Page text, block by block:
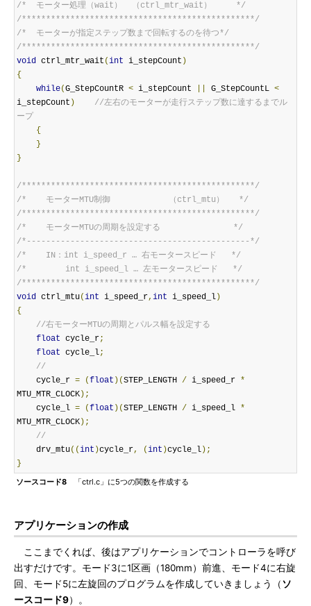
/*  モーター処理（wait）  （ctrl_mtr_wait）     */
/************************************************/
/*  モーターが指定ステップ数まで回転するのを待つ*/
/************************************************/
void ctrl_mtr_wait (int i_stepCount )
{
while(G_StepCountR < i_stepCount G_StepCountL <
i_stepCount )
//左右のモーターが走行ステップ数に達するまでル
ープ
{
}
}
/************************************************/
/*    モーターMTU制御            （ctrl_mtu）   */
/************************************************/
/*    モーターMTUの周期を設定する               */
/*----------------------------------------------*/
/*    IN：int i_speed_r … 右モータースピード   */
/*        int i_speed_l … 左モータースピード   */
/************************************************/
void ctrl_mtu(int i_speed_r, int i_speed_l )
{
//右モーターMTUの周期とパルス幅を設定する
float cycle_r;
float cycle_l;
//
    cycle_r
= (float )(STEP_LENGTH / i_speed_r *
MTU_MTR_CLOCK );
    cycle_l
= (float )(STEP_LENGTH / i_speed_l *
MTU_MTR_CLOCK );
//
    drv_mtu
((int )cycle_r, (int )cycle_l );
}
ソースコード8 「ctrl.c」に5つの関数を作成する
アプリケーションの作成
ここまでくれば、後はアプリケーションでコントローラを呼び
出すだけです。モード3に1区画（180mm）前進、モード4に右旋
回、モード5に左旋回のプログラムを作成していきましょう（ソ
ースコード9）。